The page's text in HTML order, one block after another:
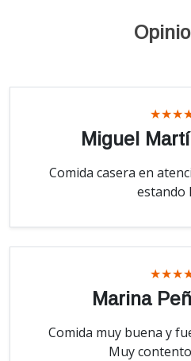
Miguel
Comida casera en
estando
Marina
Comida muy buena y
Muy